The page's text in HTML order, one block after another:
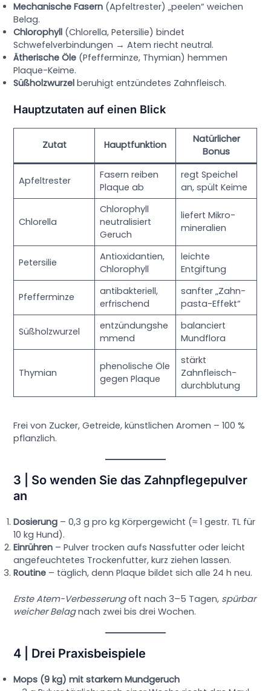
Mechanische Fasern (Apfeltrester) „peelen“ weichen
Belag.
Chlorophyll (Chlorella, Petersilie) bindet
Schwefelverbindungen → Atem riecht neutral.
Ätherische Öle (Pfefferminze, Thymian) hemmen
Plaque-Keime.
Süßholzwurzel beruhigt entzündetes Zahnfleisch.
Hauptzutaten auf einen Blick
Zutat Hauptfunktion
Natürlicher
Bonus
Apfeltrester
Fasern reiben
Plaque ab
regt Speichel
an, spült Keime
Chlorella
Chlorophyll
neutralisiert
Geruch
liefert Mikro­
mineralien
Petersilie
Antioxidantien,
Chlorophyll
leichte
Entgiftung
Pfefferminze
antibakteriell,
erfrischend
sanfter „Zahn­
pasta-Effekt“
Süßholzwurzel
entzündungshe
mmend
balanciert
Mundflora
Thymian
phenolische Öle
gegen Plaque
stärkt
Zahnfleisch­
durchblutung
Frei von Zucker, Getreide, künstlichen Aromen – 100 %
pflanzlich.
3 | So wenden Sie das Zahnpflegepulver
an
Dosierung – 0,3 g pro kg Körpergewicht (≈ 1 gestr. TL für
10 kg Hund).
Einrühren – Pulver trocken aufs Nassfutter oder leicht
angefeuchtetes Trockenfutter, kurz ziehen lassen.
Routine – täglich, denn Plaque bildet sich alle 24 h neu.
Erste Atem-Verbesserungoft nach 3–5 Tagen, spürbar
weicher Belagnach zwei bis drei Wochen.
4 | Drei Praxisbeispiele
Mops (9 kg) mit starkem Mundgeruch